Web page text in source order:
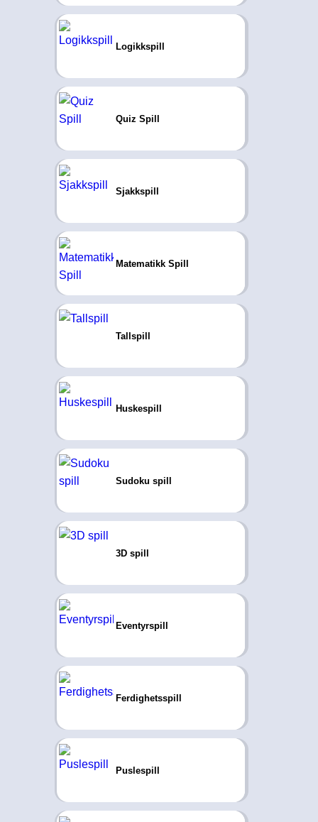
Logikkspill
Quiz Spill
Sjakkspill
Matematikk Spill
Tallspill
Huskespill
Sudoku spill
3D spill
Eventyrspill
Ferdighetsspill
Puslespill